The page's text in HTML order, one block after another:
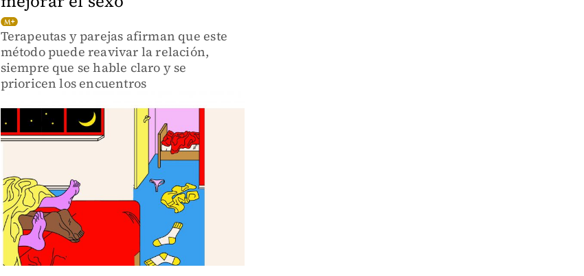
Terapeutas y parejas afirman que este
método puede reavivar la relación,
siempre que se hable claro y se
prioricen los encuentros